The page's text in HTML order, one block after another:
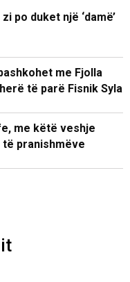
po duket një ‘damë’
me Fjolla
të parë Fisnik Syla
me këtë veshje
pranishmëve